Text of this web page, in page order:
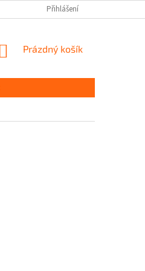
Přihlášení
NÁKUPNÍ
Prázdný košík